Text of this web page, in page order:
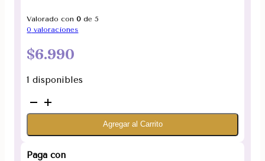
Valorado con0 de 5
0 valoraciones
$6.990
1 disponibles
Vestido
hindu
cantidad
Agregar al Carrito
Paga con